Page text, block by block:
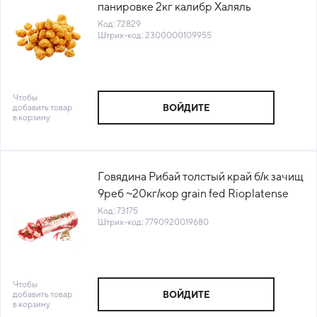
панировке 2кг калибр Халяль
Смолевичи Бройлер Беларусь (КОД
72829) (-18°С)
Код: 72829
Штрих-код: 2300000109955
Чтобы
добавить товар
в корзину
ВОЙДИТЕ
Говядина Рибай толстый край б/к зачищ
9реб ~20кг/кор grain fed Rioplatense
Аргентина(КОР)(КОД 73175)(-18°С)
Код: 73175
Штрих-код: 7790920019680
Чтобы
добавить товар
в корзину
ВОЙДИТЕ